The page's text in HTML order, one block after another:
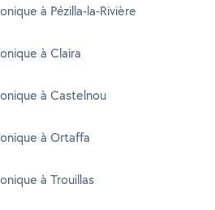
à Pézilla-la-Rivière
à Claira
à Castelnou
à Ortaffa
à Trouillas